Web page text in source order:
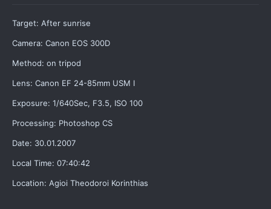
Target: After sunrise
Camera: Canon EOS 300D
Method: on tripod
Lens: Canon EF 24-85mm USM I
Exposure: 1/640Sec, F3.5, ISO 100
Processing: Photoshop CS
Date: 30.01.2007
Local Time: 07:40:42
Location: Agioi Theodoroi Korinthias